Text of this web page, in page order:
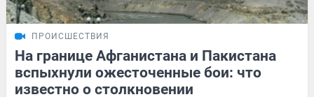
ПРОИСШЕСТВИЯ
На границе Афганистана и Пакистана
вспыхнули ожесточенные бои: что
известно о столкновении